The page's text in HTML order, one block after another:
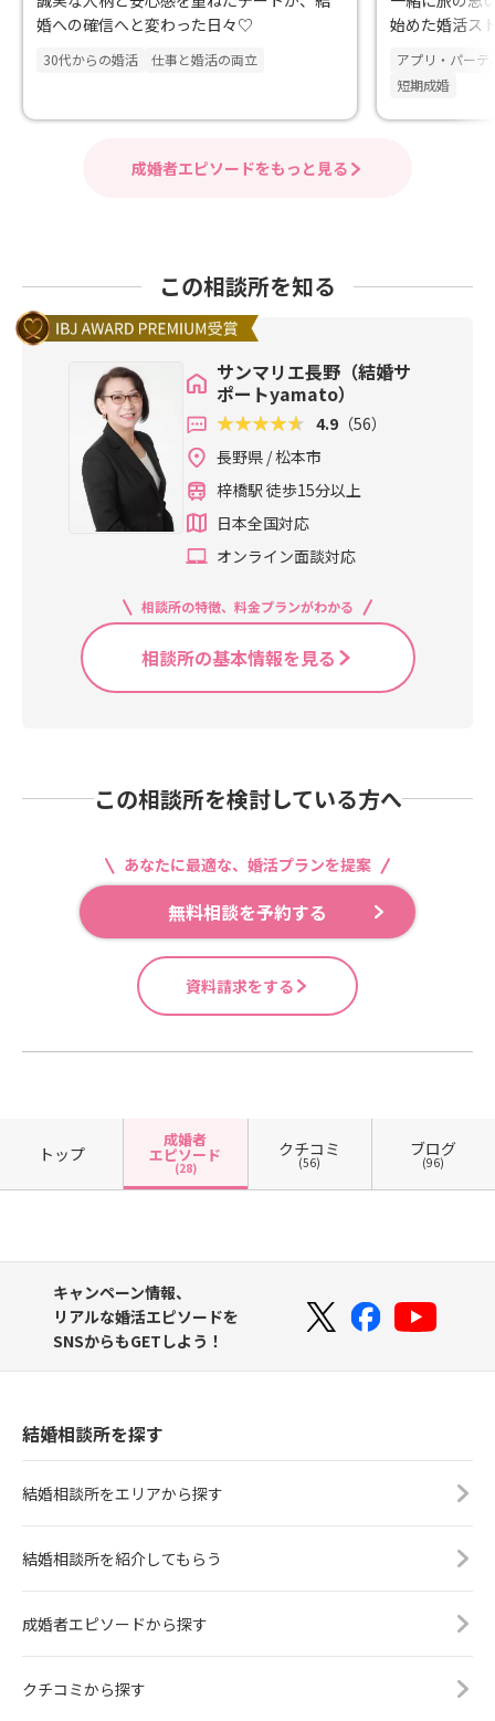
婚への確信へと変わった日々♡
30代からの婚活 仕事と婚活の両立
始めた婚活ス
アプリ・パーテ
短期成婚
成婚者エピソードをもっと見る
この相談所を知る
サンマリエ長野（結婚サ
ポートyamato）
4.9 （56）
長野県 / 松本市
梓橋駅 徒歩15分以上
日本全国対応
オンライン面談対応
相談所の特徴、料金プランがわかる
相談所の基本情報を見る
この相談所を検討している方へ
あなたに最適な、婚活プランを提案
無料相談を予約する
資料請求をする
トップ
成婚者
エピソード
(28)
クチコミ
(56)
ブログ
(96)
キャンペーン情報、
リアルな婚活エピソードを
SNSからもGETしよう！
結婚相談所を探す
結婚相談所をエリアから探す
結婚相談所を紹介してもらう
成婚者エピソードから探す
クチコミから探す